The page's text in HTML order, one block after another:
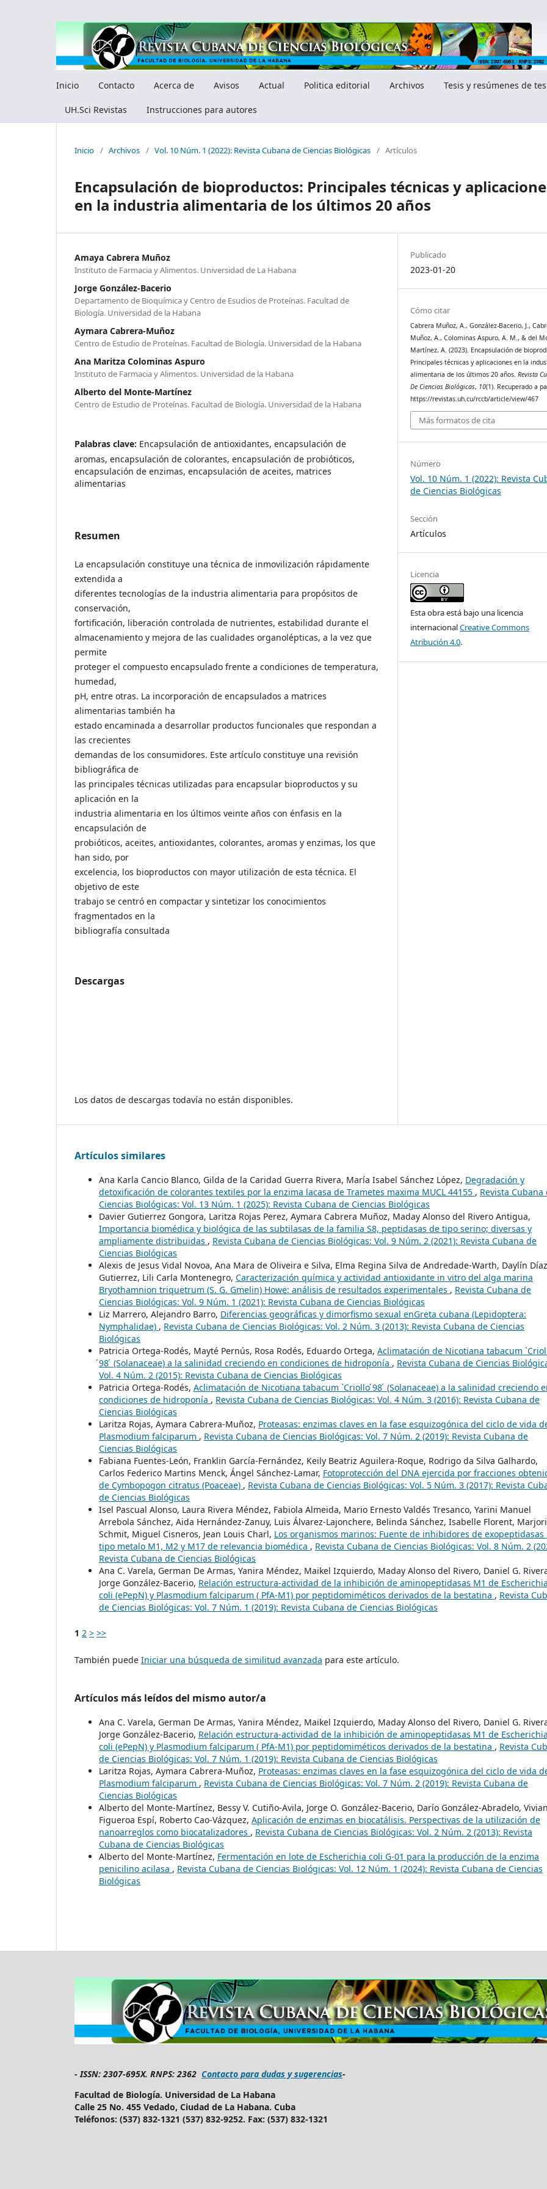
Inicio Contacto Acerca de Avisos Actual Politica editorial Archivos Tesis y resúmenes de
UH.Sci Revistas Instrucciones para autores
Inicio / Archivos / Vol. 10 Núm. 1 (2022): Revista Cubana de Ciencias Biológicas / Artículos
Encapsulación de bioproductos: Principales técnicas y
en la industria alimentaria de los últimos 20 años
Amaya Cabrera Muñoz
Instituto de Farmacia y Alimentos. Universidad de La Habana
Jorge González-Bacerio
Departamento de Bioquímica y Centro de Esudios de Proteínas. Facultad de
Biología. Universidad de la Habana
Aymara Cabrera-Muñoz
Centro de Estudio de Proteínas. Facultad de Biología. Universidad de la Habana
Ana Maritza Colominas Aspuro
Instituto de Farmacia y Alimentos. Universidad de la Habana
Alberto del Monte-Martínez
Centro de Estudio de Proteínas. Facultad de Biología. Universidad de la Habana
Palabras clave: Encapsulación de antioxidantes, encapsulación de
aromas, encapsulación de colorantes, encapsulación de probióticos,
encapsulación de enzimas, encapsulación de aceites, matrices
alimentarias
Resumen
La encapsulación constituye una técnica de inmovilización rápidamente
extendida a
diferentes tecnologías de la industria alimentaria para propósitos de
conservación,
fortificación, liberación controlada de nutrientes, estabilidad durante el
almacenamiento y mejora de las cualidades organolépticas, a la vez que
permite
proteger el compuesto encapsulado frente a condiciones de temperatura,
humedad,
pH, entre otras. La incorporación de encapsulados a matrices
alimentarias también ha
estado encaminada a desarrollar productos funcionales que respondan a
las crecientes
demandas de los consumidores. Este artículo constituye una revisión
bibliográfica de
las principales técnicas utilizadas para encapsular bioproductos y su
aplicación en la
industria alimentaria en los últimos veinte años con énfasis en la
encapsulación de
probióticos, aceites, antioxidantes, colorantes, aromas y enzimas, los que
han sido, por
excelencia, los bioproductos con mayor utilización de esta técnica. El
objetivo de este
trabajo se centró en compactar y sintetizar los conocimientos
fragmentados en la
bibliografía consultada
Descargas
Los datos de descargas todavía no están disponibles.
Publicado
2023-01-20
Cómo citar
Cabrera Muñoz, A., González-Bacerio, J.,
Muñoz, A., Colominas Aspuro, A. M., & del
Martínez, A. (2023). Encapsulación de
Principales técnicas y aplicaciones en la
alimentaria de los últimos 20 años.Revista
De Ciencias Biológicas, 10(1). Recuperado a
https://revistas.uh.cu/rccb/article/view/467
Más formatos de cita
Número
Vol. 10 Núm. 1 (2022): Revista
de Ciencias Biológicas
Sección
Artículos
Licencia
Esta obra está bajo una licencia
internacionalCreative Commons
Atribución 4.0.
Artículos similares
Ana Karla Cancio Blanco, Gilda de la Caridad Guerra Rivera, María Isabel Sánchez López, Degradación y
detoxificación de colorantes textiles por la enzima lacasa de Trametes maxima MUCL 44155 , Revista Cubana
Ciencias Biológicas: Vol. 13 Núm. 1 (2025): Revista Cubana de Ciencias Biológicas
Davier Gutierrez Gongora, Laritza Rojas Perez, Aymara Cabrera Muñoz, Maday Alonso del Rivero Antigua,
Importancia biomédica y biológica de las subtilasas de la familia S8, peptidasas de tipo serino; diversas y
ampliamente distribuidas , Revista Cubana de Ciencias Biológicas: Vol. 9 Núm. 2 (2021): Revista Cubana de
Ciencias Biológicas
Alexis de Jesus Vidal Novoa, Ana Mara de Oliveira e Silva, Elma Regina Silva de Andredade-Warth, Daylín Díaz
Gutierrez, Lili Carla Montenegro, Caracterización química y actividad antioxidante in vitro del alga marina
Bryothamnion triquetrum (S. G. Gmelin) Howe: análisis de resultados experimentales , Revista Cubana de
Ciencias Biológicas: Vol. 9 Núm. 1 (2021): Revista Cubana de Ciencias Biológicas
Liz Marrero, Alejandro Barro, Diferencias geográficas y dimorfismo sexual enGreta cubana (Lepidoptera:
Nymphalidae) , Revista Cubana de Ciencias Biológicas: Vol. 2 Núm. 3 (2013): Revista Cubana de Ciencias
Biológicas
Patricia Ortega-Rodés, Mayté Pernús, Rosa Rodés, Eduardo Ortega, Aclimatación de Nicotiana tabacum
́98 ́ (Solanaceae) a la salinidad creciendo en condiciones de hidroponía , Revista Cubana de Ciencias
Vol. 4 Núm. 2 (2015): Revista Cubana de Ciencias Biológicas
Patricia Ortega-Rodés, Aclimatación de Nicotiana tabacum `Criollo ́98 ́ (Solanaceae) a la salinidad creciendo
condiciones de hidroponía , Revista Cubana de Ciencias Biológicas: Vol. 4 Núm. 3 (2016): Revista Cubana de
Ciencias Biológicas
Laritza Rojas, Aymara Cabrera-Muñoz, Proteasas: enzimas claves en la fase esquizogónica del ciclo de vida
Plasmodium falciparum , Revista Cubana de Ciencias Biológicas: Vol. 7 Núm. 2 (2019): Revista Cubana de
Ciencias Biológicas
Fabiana Fuentes-León, Franklin García-Fernández, Keily Beatriz Aguilera-Roque, Rodrigo da Silva Galhardo,
Carlos Federico Martins Menck, Ángel Sánchez-Lamar, Fotoprotección del DNA ejercida por fracciones
de Cymbopogon citratus (Poaceae) , Revista Cubana de Ciencias Biológicas: Vol. 5 Núm. 3 (2017): Revista
de Ciencias Biológicas
Isel Pascual Alonso, Laura Rivera Méndez, Fabiola Almeida, Mario Ernesto Valdés Tresanco, Yarini Manuel
Arrebola Sánchez, Aida Hernández-Zanuy, Luis Álvarez-Lajonchere, Belinda Sánchez, Isabelle Florent,
Schmit, Miguel Cisneros, Jean Louis Charl, Los organismos marinos: Fuente de inhibidores de exopeptidasas
tipo metalo M1, M2 y M17 de relevancia biomédica , Revista Cubana de Ciencias Biológicas: Vol. 8 Núm. 2
Revista Cubana de Ciencias Biológicas
Ana C. Varela, German De Armas, Yanira Méndez, Maikel Izquierdo, Maday Alonso del Rivero, Daniel G.
Jorge González-Bacerio, Relación estructura-actividad de la inhibición de aminopeptidasas M1 de Escherichia
coli (ePepN) y Plasmodium falciparum ( PfA-M1) por peptidomiméticos derivados de la bestatina , Revista
de Ciencias Biológicas: Vol. 7 Núm. 1 (2019): Revista Cubana de Ciencias Biológicas
1 2 > >>
También puede Iniciar una búsqueda de similitud avanzada para este artículo.
Artículos más leídos del mismo autor/a
Ana C. Varela, German De Armas, Yanira Méndez, Maikel Izquierdo, Maday Alonso del Rivero, Daniel G.
Jorge González-Bacerio, Relación estructura-actividad de la inhibición de aminopeptidasas M1 de Escherichia
coli (ePepN) y Plasmodium falciparum ( PfA-M1) por peptidomiméticos derivados de la bestatina , Revista
de Ciencias Biológicas: Vol. 7 Núm. 1 (2019): Revista Cubana de Ciencias Biológicas
Laritza Rojas, Aymara Cabrera-Muñoz, Proteasas: enzimas claves en la fase esquizogónica del ciclo de vida
Plasmodium falciparum , Revista Cubana de Ciencias Biológicas: Vol. 7 Núm. 2 (2019): Revista Cubana de
Ciencias Biológicas
Alberto del Monte-Martínez, Bessy V. Cutiño-Avila, Jorge O. González-Bacerio, Darío González-Abradelo,
Figueroa Espí, Roberto Cao-Vázquez, Aplicación de enzimas en biocatálisis. Perspectivas de la utilización de
nanoarreglos como biocatalizadores , Revista Cubana de Ciencias Biológicas: Vol. 2 Núm. 2 (2013): Revista
Cubana de Ciencias Biológicas
Alberto del Monte-Martínez, Fermentación en lote de Escherichia coli G-01 para la producción de la enzima
penicilino acilasa , Revista Cubana de Ciencias Biológicas: Vol. 12 Núm. 1 (2024): Revista Cubana de Ciencias
Biológicas
-ISSN: 2307-695X. RNPS: 2362 Contacto para dudas y sugerencias-
Facultad de Biología. Universidad de La Habana
Calle 25 No. 455 Vedado, Ciudad de La Habana. Cuba
Teléfonos: (537) 832-1321 (537) 832-9252. Fax: (537) 832-1321